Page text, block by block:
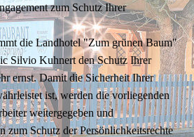
zum Schutz Ihrer
die Landhotel "Zum grünen Baum"
Silvio Kuhnert den Schutz Ihrer
ernst. Damit die Sicherheit Ihrer
ist, werden die vorliegenden
weitergegeben und
zum Schutz der Persönlichkeitsrechte